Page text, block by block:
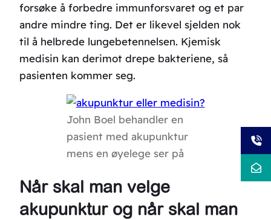
forsøke å forbedre immunforsvaret og et par
andre mindre ting. Det er likevel sjelden nok
til å helbrede lungebetennelsen. Kjemisk
medisin kan derimot drepe bakteriene, så
pasienten kommer seg.
John Boel behandler en
pasient med akupunktur
mens en øyelege ser på
Når skal man velge
akupunktur og når skal man